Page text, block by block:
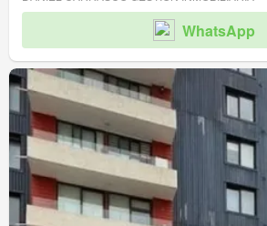
WhatsApp